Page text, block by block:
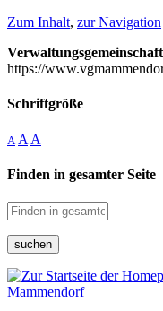
Zum Inhalt, zur Navigation
https://
Schriftgröße
A A A
Finden in gesamter Seite
suchen